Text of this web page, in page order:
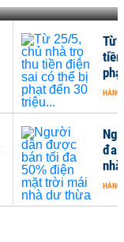
đa
HÀNG
Từ
HÀNG